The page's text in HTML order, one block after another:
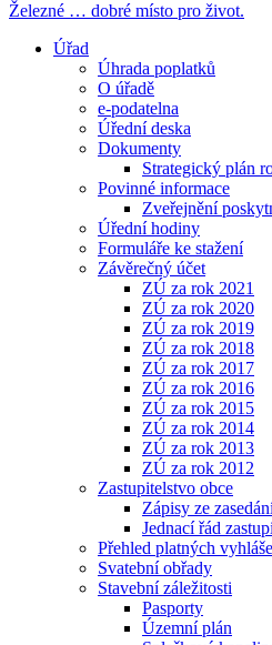
Železné … dobré místo pro život.
Úřad
Úhrada poplatků
O úřadě
e-podatelna
Úřední deska
Dokumenty
Strategický plán
Povinné informace
Zveřejnění
Úřední hodiny
Formuláře ke stažení
Závěrečný účet
ZÚ za rok 2021
ZÚ za rok 2020
ZÚ za rok 2019
ZÚ za rok 2018
ZÚ za rok 2017
ZÚ za rok 2016
ZÚ za rok 2015
ZÚ za rok 2014
ZÚ za rok 2013
ZÚ za rok 2012
Zastupitelstvo obce
Zápisy ze
Jednací řád
Přehled platných
Svatební obřady
Stavební záležitosti
Pasporty
Územní plán